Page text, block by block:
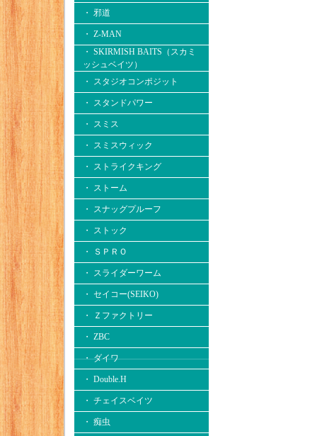
・ 邪道
・ Z-MAN
・ SKIRMISH BAITS（スカミ
ッシュベイツ）
・ スタジオコンポジット
・ スタンドパワー
・ スミス
・ スミスウィック
・ ストライクキング
・ ストーム
・ スナッグプルーフ
・ ストック
・ ＳＰＲＯ
・ スライダーワーム
・ セイコー(SEIKO)
・ Ｚファクトリー
・ ZBC
・ ダイワ
・ Double.H
・ チェイスベイツ
・ 痴虫